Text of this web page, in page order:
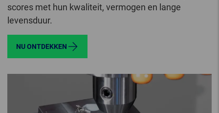
scores met hun kwaliteit, vermogen en lange
levensduur.
NU ONTDEKKEN